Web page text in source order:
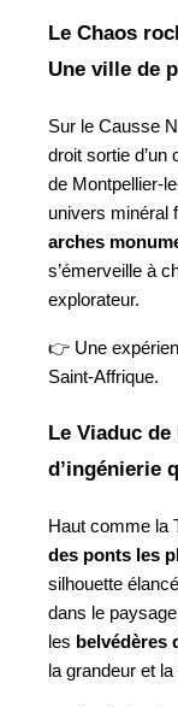
Le Chaos
Une ville de
Sur le Causse
droit sortie d’un
de Montpellier-
univers minéral
arches
s’émerveille à
explorateur.
👉 Une
Saint-Affrique.
Le Viaduc
d’ingénierie
Haut comme la
des ponts les
silhouette
dans le
les belvédères
la grandeur et